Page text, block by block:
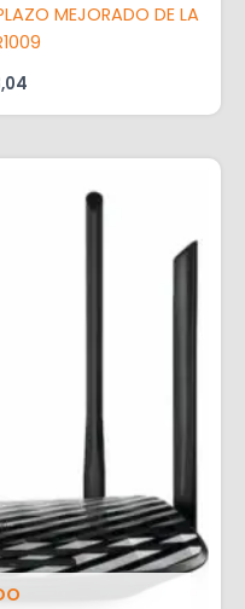
MEJORADO DE LA